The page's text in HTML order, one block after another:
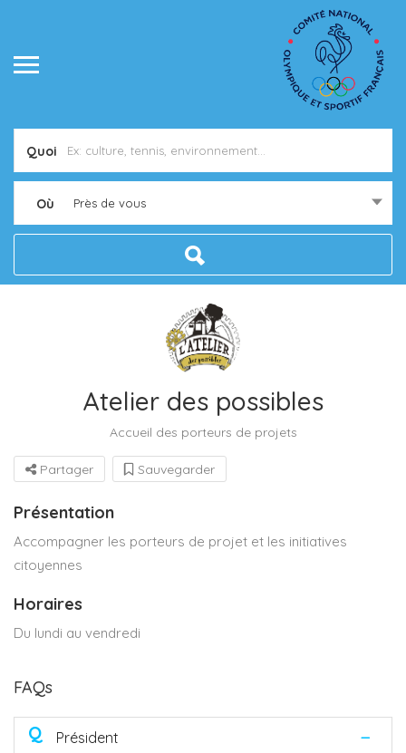
Quoi
Où Près de vous
Atelier des possibles
Accueil des porteurs de projets
Partager Sauvegarder
Présentation
Accompagner les porteurs de projet et les initiatives
citoyennes
Horaires
Du lundi au vendredi
FAQs
Q Président